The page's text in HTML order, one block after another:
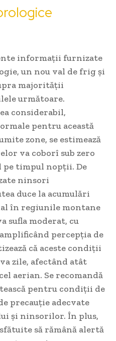
informații furnizate
un nou val de frig și
majorității
următoare.
considerabil,
pentru această
zone, se estimează
va coborî sub zero
pe timpul nopții. De
ninsori
duce la acumulări
în regiunile montane
sufla moderat, cu
percepția de
că aceste condiții
zile, afectând atât
aerian. Se recomandă
pentru condiții de
precauție adecvate
și ninsorilor. În plus,
să rămână alertă